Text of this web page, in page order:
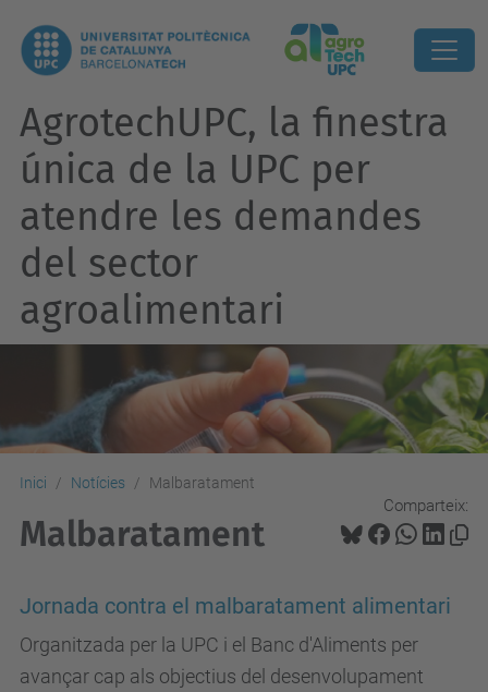
AgrotechUPC, la finestra
única de la UPC per
atendre les demandes
del sector
agroalimentari
Inici Notícies Malbaratament
Comparteix:
Malbaratament
Jornada contra el malbaratament alimentari
Organitzada per la UPC i el Banc d'Aliments per
avançar cap als objectius del desenvolupament